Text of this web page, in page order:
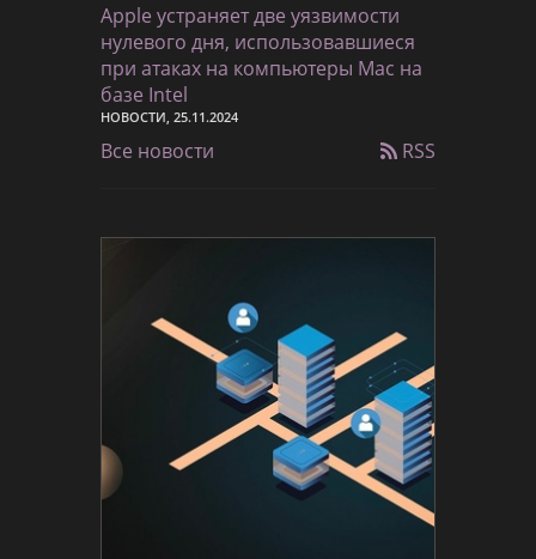
Apple устраняет две уязвимости
нулевого дня, использовавшиеся
при атаках на компьютеры Mac на
базе Intel
НОВОСТИ, 25.11.2024
Все новости RSS